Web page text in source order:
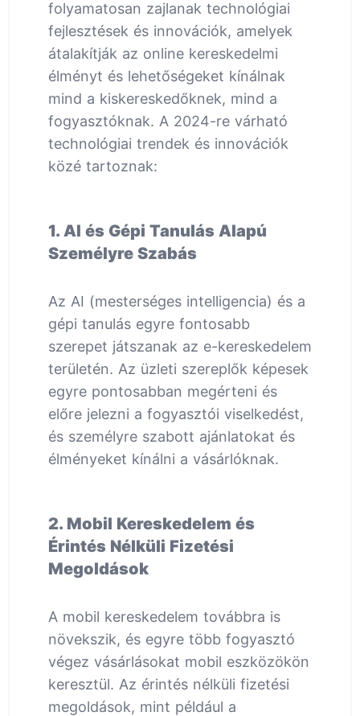
folyamatosan zajlanak technológiai
fejlesztések és innovációk, amelyek
átalakítják az online kereskedelmi
élményt és lehetőségeket kínálnak
mind a kiskereskedőknek, mind a
fogyasztóknak. A 2024-re várható
technológiai trendek és innovációk
közé tartoznak:
1. AI és Gépi Tanulás Alapú
Személyre Szabás
Az AI (mesterséges intelligencia) és a
gépi tanulás egyre fontosabb
szerepet játszanak az e-kereskedelem
területén. Az üzleti szereplők képesek
egyre pontosabban megérteni és
előre jelezni a fogyasztói viselkedést,
és személyre szabott ajánlatokat és
élményeket kínálni a vásárlóknak.
2. Mobil Kereskedelem és
Érintés Nélküli Fizetési
Megoldások
A mobil kereskedelem továbbra is
növekszik, és egyre több fogyasztó
végez vásárlásokat mobil eszközökön
keresztül. Az érintés nélküli fizetési
megoldások, mint például a